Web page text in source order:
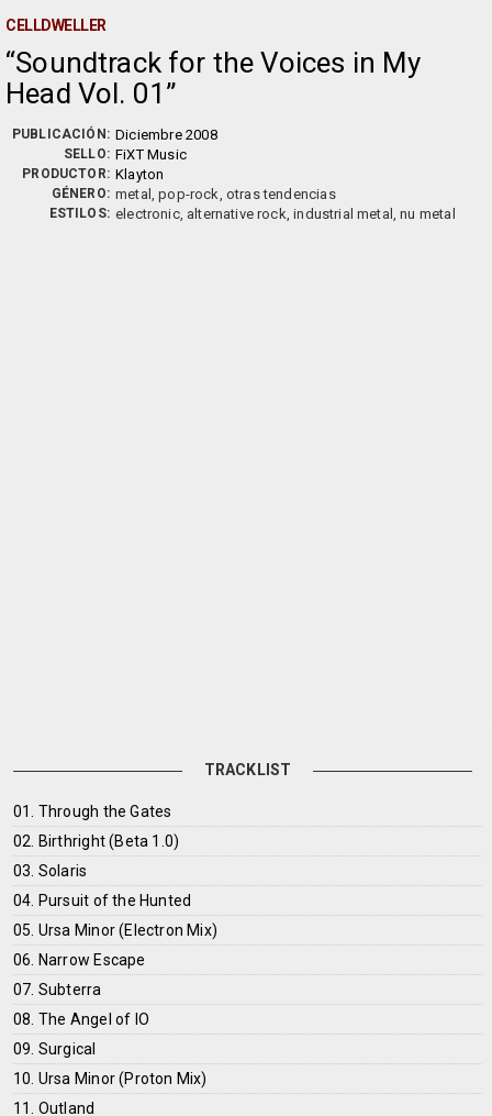
CELLDWELLER
Soundtrack for the Voices in My
Head Vol. 01
PUBLICACIÓN: Diciembre 2008
SELLO: FiXT Music
PRODUCTOR: Klayton
GÉNERO: metal, pop-rock, otras tendencias
ESTILOS: electronic, alternative rock, industrial metal, nu metal
TRACKLIST
01. Through the Gates
02. Birthright (Beta 1.0)
03. Solaris
04. Pursuit of the Hunted
05. Ursa Minor (Electron Mix)
06. Narrow Escape
07. Subterra
08. The Angel of IO
09. Surgical
10. Ursa Minor (Proton Mix)
11. Outland